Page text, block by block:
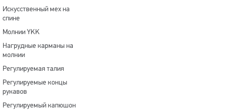
Искусственный мех на
спине
Молнии YKK
Нагрудные карманы на
молнии
Регулируемая талия
Регулируемые концы
рукавов
Регулируемый капюшон